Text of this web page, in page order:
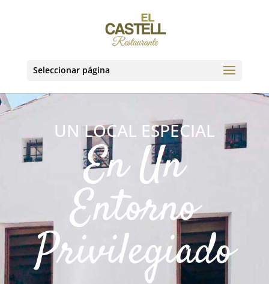
Seleccionar página
UN LOCAL ESPECIAL
En Un
Entorno
Privilegiado